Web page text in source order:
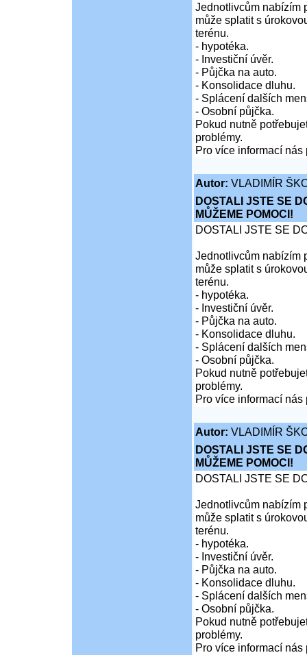
Jednotlivcům nabízím
může splatit s
terénu.
- hypotéka.
- Investiční úvěr.
- Půjčka na auto.
- Konsolidace dluhu.
- Splácení dalších
- Osobní půjčka.
Pokud nutně
problémy.
Pro více informací nás
Autor: VLADIMÍR
DOSTALI JSTE SE
MŮŽEME POMOCI!
DOSTALI JSTE SE
Jednotlivcům nabízím
může splatit s
terénu.
- hypotéka.
- Investiční úvěr.
- Půjčka na auto.
- Konsolidace dluhu.
- Splácení dalších
- Osobní půjčka.
Pokud nutně
problémy.
Pro více informací nás
Autor: VLADIMÍR
DOSTALI JSTE SE
MŮŽEME POMOCI!
DOSTALI JSTE SE
Jednotlivcům nabízím
může splatit s
terénu.
- hypotéka.
- Investiční úvěr.
- Půjčka na auto.
- Konsolidace dluhu.
- Splácení dalších
- Osobní půjčka.
Pokud nutně
problémy.
Pro více informací nás